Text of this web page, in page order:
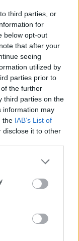
third parties, or
for
below opt-out
that after your
seeing
utilized by
parties prior to
the further
third parties on the
information may
the IAB’s List of
disclose it to other
Flotta
lőttek ki egy
100 kilométeres
sikeresen
A P–270
szovjet eredetű,
belüli